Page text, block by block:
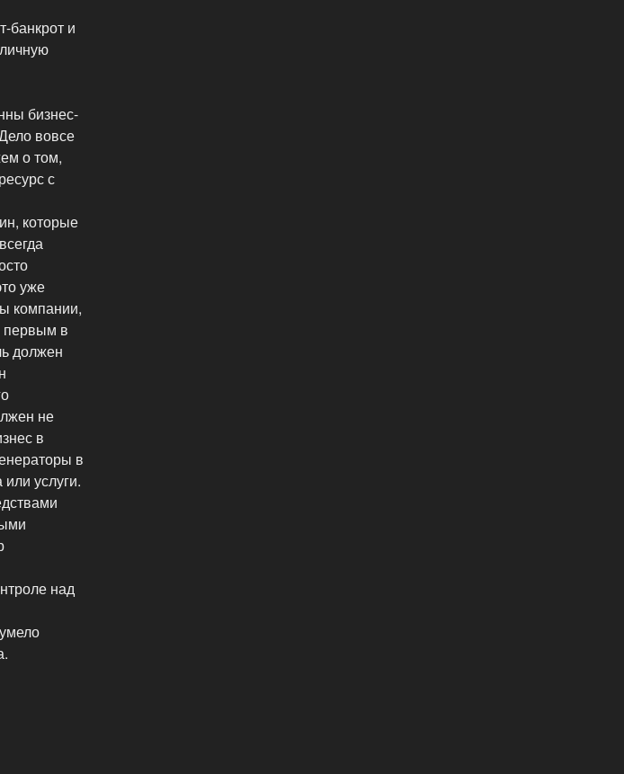
банкрот и
бизнес-
вовсе
о том,
с
которые
уже
компании,
первым в
должен
не
в
в
услуги.
над